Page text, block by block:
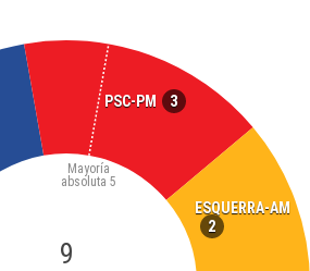
PSC-PM 3
ESQUERRA-AM
2
9
Mayoría
absoluta 5